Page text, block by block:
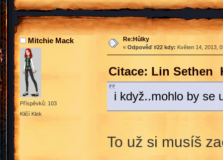
Mitchie Mack
Příspěvků: 103
Kličí Klek
Re:Hůlky
« Odpověď #22 kdy: Květen 14, 2013,
Citace: Lin Sethen
i když..mohlo by se
To už si musíš